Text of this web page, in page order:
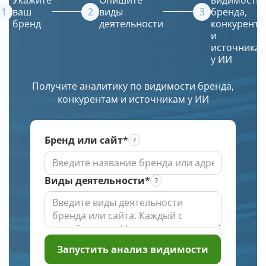
ТОПе
с
глубине
проверки
(ИИ)
создаст
ваш
бренд
виды
деятельности
бренда,
и
у ИИ
Получите аналитику по видимости бренда,
конкурентам и источникам у ИИ
Бренд или сайт*
Виды деятельности*
Запустить анализ видимости